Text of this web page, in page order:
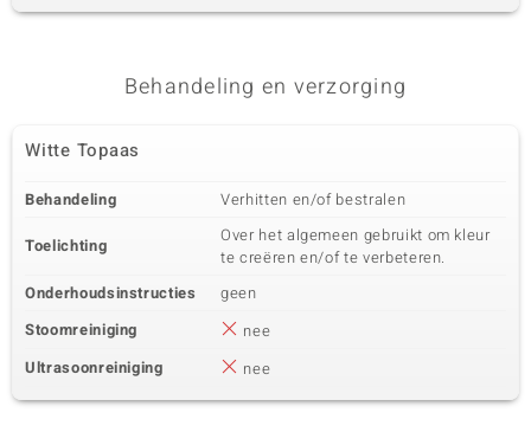
Behandeling en verzorging
Witte Topaas
Behandeling Verhitten en/of bestralen
Toelichting
Over het algemeen gebruikt om kleur
te creëren en/of te verbeteren.
Onderhoudsinstructies
geen
Stoomreiniging
nee
Ultrasoonreiniging
nee